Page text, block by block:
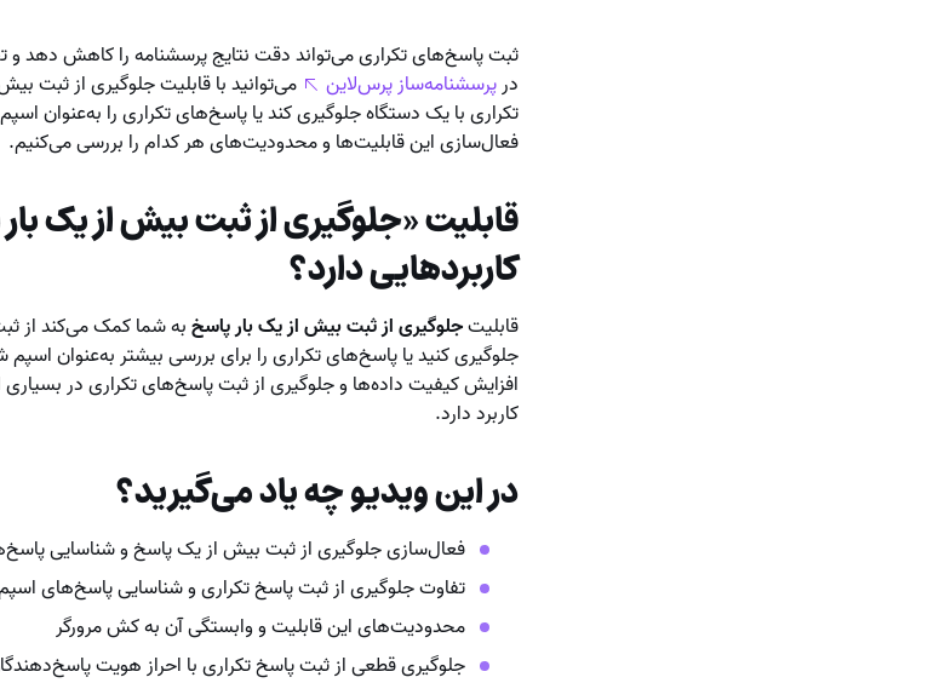
ثبت پاسخ‌های تکراری می‌تواند دقت نتایج پرسشنامه را کاهش دهد و
درپرسشنامه‌ساز پرس‌لاین می‌توانید با قابلیت جلوگیری از ثبت
تکراری با یک دستگاه جلوگیری کند یا پاسخ‌های تکراری را به‌عنوان
فعال‌سازی این قابلیت‌ها و محدودیت‌های هر کدام را بررسی می‌کنیم.
قابلیت «جلوگیری از ثبت بیش از یک
کاربردهایی دارد؟
قابلیتجلوگیری از ثبت بیش از یک بار پاسخبه شما کمک می‌کند از
جلوگیری کنید یا پاسخ‌های تکراری را برای بررسی بیشتر به‌عنوان اسپم
افزایش کیفیت داده‌ها و جلوگیری از ثبت پاسخ‌های تکراری در بسیاری
کاربرد دارد.
در این ویدیو چه یاد می‌گیرید؟
فعال‌سازی جلوگیری از ثبت بیش از یک پاسخ و شناسایی
تفاوت جلوگیری از ثبت پاسخ تکراری و شناسایی پاسخ‌های
محدودیت‌های این قابلیت و وابستگی آن به کش مرورگر
جلوگیری قطعی از ثبت پاسخ تکراری با احراز هویت